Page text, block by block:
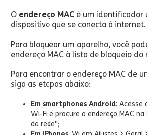
O endereço MAC é um identificador
dispositivo que se conecta à internet.
Para bloquear um aparelho, você
endereço MAC à lista de bloqueio do
Para encontrar o endereço MAC de
siga as etapas abaixo:
Em smartphones Android: Acesse
Wi-Fi e procure o endereço MAC
da rede";